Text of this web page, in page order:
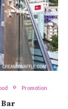
Promotion